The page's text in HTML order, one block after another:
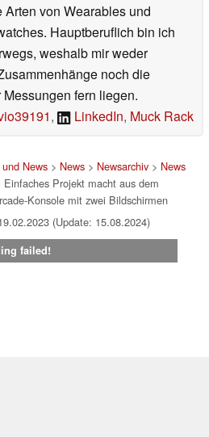
von Wearables und
Hauptberuflich bin ich
weshalb mir weder
noch die
fern liegen.
, LinkedIn, Muck Rack
News> News> Newsarchiv> News
Einfaches Projekt macht aus dem
Konsole mit zwei Bildschirmen
(Update: 15.08.2024)
failed!